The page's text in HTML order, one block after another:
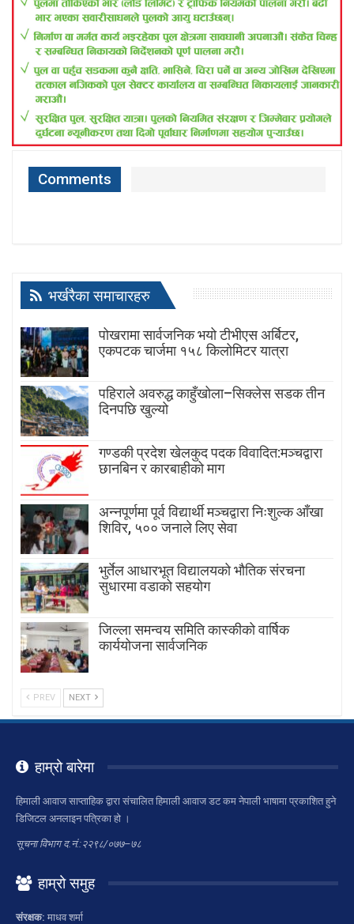
Comments
भर्खरैका समाचारहरु
पोखरामा सार्वजनिक भयो टीभीएस अर्बिटर,
एकपटक चार्जमा १५८ किलोमिटर यात्रा
पहिराले अवरुद्ध काहुँखोला–सिक्लेस सडक तीन
दिनपछि खुल्यो
गण्डकी प्रदेश खेलकुद पदक विवादित:मञ्चद्वारा
छानबिन र कारबाहीको माग
अन्नपूर्णमा पूर्व विद्यार्थी मञ्चद्वारा निःशुल्क आँखा
शिविर, ५०० जनाले लिए सेवा
भुर्तेल आधारभूत विद्यालयको भौतिक संरचना
सुधारमा वडाको सहयोग
जिल्ला समन्वय समिति कास्कीको वार्षिक
कार्ययोजना सार्वजनिक
PREV NEXT
हाम्रो बारेमा
हिमाली आवाज साप्ताहिक द्वारा संचालित हिमाली आवाज डट कम नेपाली भाषामा प्रकाशित हुने
डिजिटल अनलाइन पत्रिका हो ।
सूचना विभाग द.नं.:२२९८/०७७–७८
हाम्रो समुह
संरक्षक: माधव शर्मा